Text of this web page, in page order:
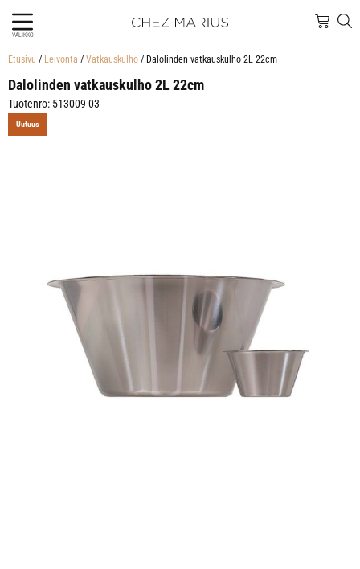
VALIKKO
Etusivu / Leivonta / Vatkauskulho / Dalolinden vatkauskulho 2L 22cm
Dalolinden vatkauskulho 2L 22cm
Tuotenro: 513009-03
Uutuus